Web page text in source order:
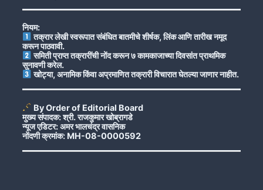
नियम:
तक्रार लेखी स्वरूपात संबंधित बातमीचे शीर्षक, लिंक आणि तारीख नमूद
करून पाठवावी.
समिती प्राप्त तक्रारींची नोंद करून ७ कामकाजाच्या दिवसांत प्राथमिक
सुनावणी करेल.
खोट्या, अनामिक किंवा अप्रमाणित तक्रारी विचारात घेतल्या जाणार नाहीत.
By Order of Editorial Board
मुख्य संपादक: श्री. राजकुमार खोब्रागडे
न्यूज एडिटर: अमर भालचंद्र वासनिक
नोंदणी क्रमांक: MH-08-0000592